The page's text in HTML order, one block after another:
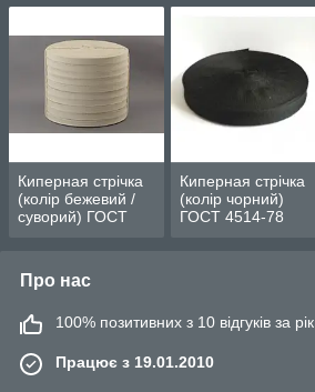
Киперная стрічка
(колір бежевий /
суворий) ГОСТ
Киперная стрічка
(колір чорний)
ГОСТ 4514-78
Про нас
100% позитивних з 10 відгуків за рік
Працює з 19.01.2010